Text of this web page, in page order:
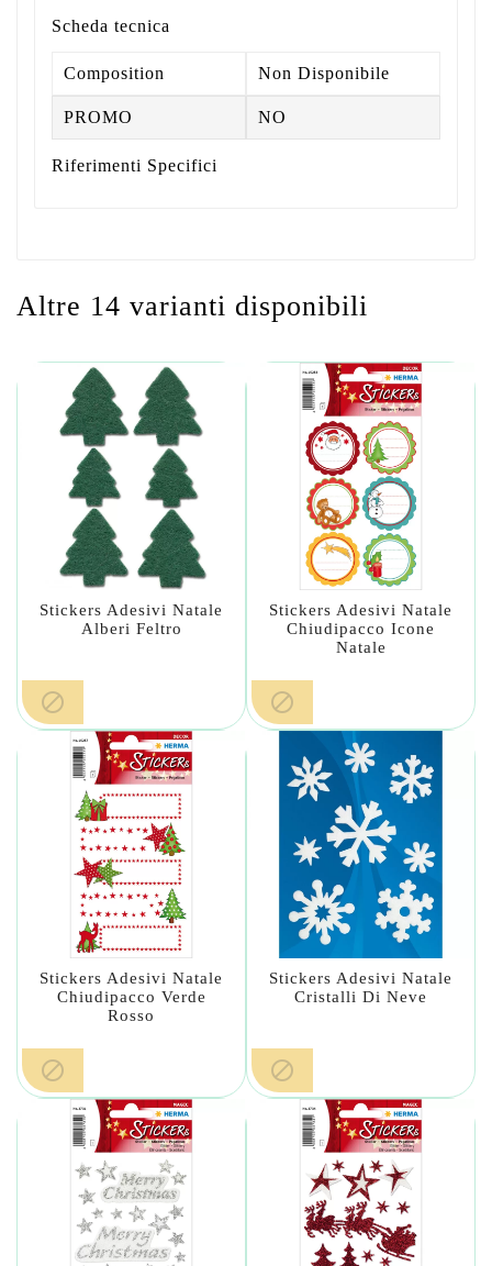
Scheda tecnica
Composition Non Disponibile
PROMO NO
Riferimenti Specifici
Altre 14 varianti disponibili
Stickers Adesivi Natale
Alberi Feltro

Stickers Adesivi Natale
Chiudipacco Icone
Natale

Stickers Adesivi Natale
Chiudipacco Verde
Rosso

Stickers Adesivi Natale
Cristalli Di Neve
